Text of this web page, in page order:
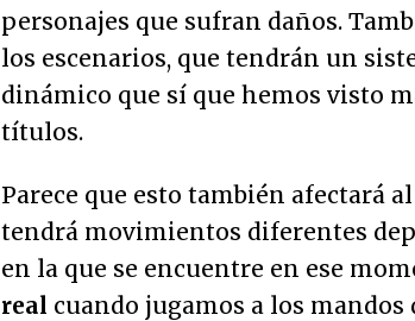
personajes que sufran daños.
los escenarios, que tendrán un
dinámico que sí que hemos visto
títulos.
Parece que esto también afectará
tendrá movimientos diferentes
en la que se encuentre en ese
real cuando jugamos a los mandos